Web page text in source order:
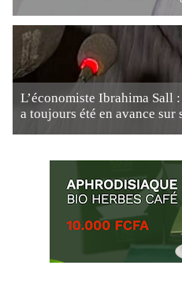
L’économiste Ibrahima Sall
a toujours été en avance sur